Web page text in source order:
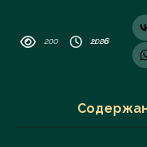
200 11 06 2026